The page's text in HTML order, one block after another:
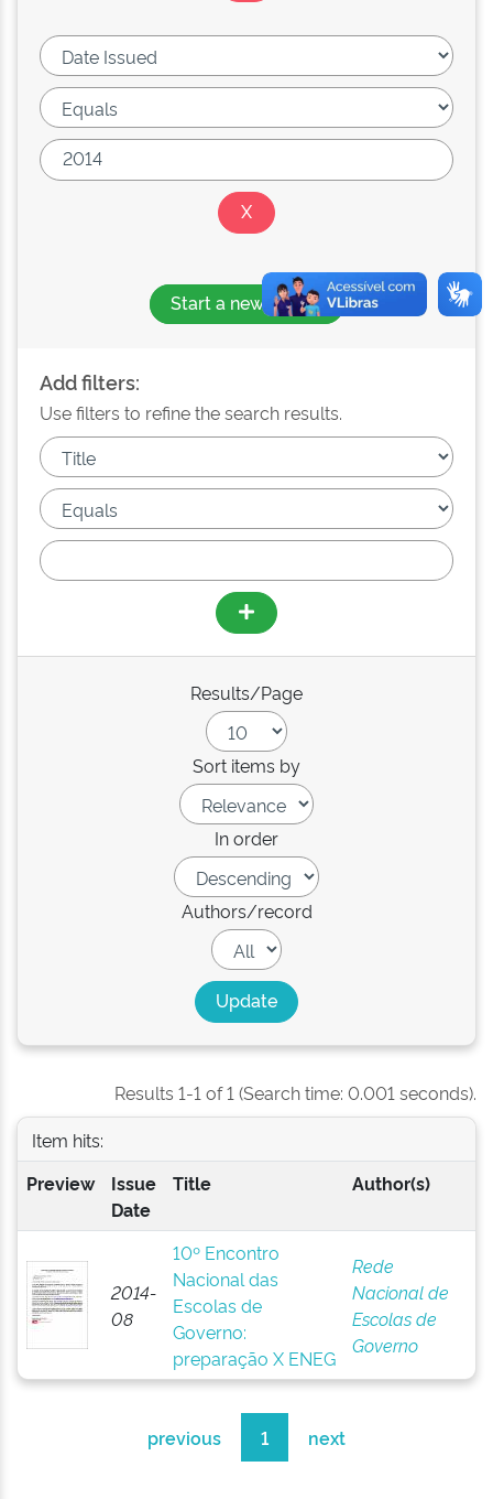
Start a new search
Add filters:
Use filters to refine the search results.
Results/Page
Sort items by
In order
Authors/record
Results 1-1 of 1 (Search time: 0.001 seconds).
Item hits:
Preview
Issue
Date
Title Author(s)
2014-
08
10º Encontro
Nacional das
Escolas de
Governo:
preparação X ENEG
Rede
Nacional de
Escolas de
Governo
previous 1 next